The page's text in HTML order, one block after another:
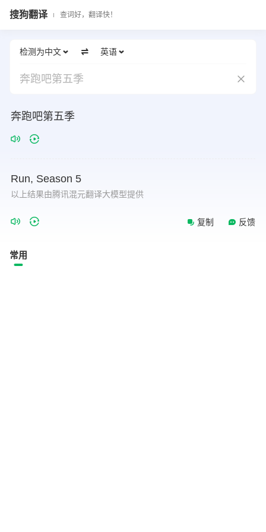
搜狗翻译 查词好，翻译快！
检测为中文 英语
奔跑吧第五季
奔跑吧第五季
Run, Season 5
以上结果由腾讯混元翻译大模型提供
复制 反馈
常用